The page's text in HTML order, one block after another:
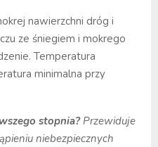
nawierzchni dróg i
ze śniegiem i mokrego
Temperatura
minimalna przy
stopnia?Przewiduje
niebezpiecznych